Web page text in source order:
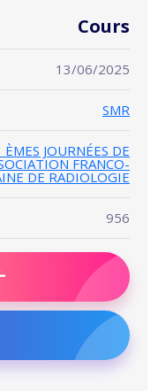
Cours
13/06/2025
SMR
ÈMES JOURNÉES DE
FRANCO-
DE RADIOLOGIE
956